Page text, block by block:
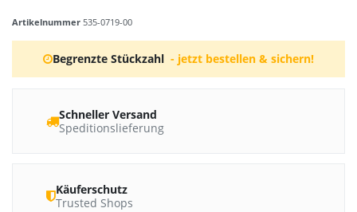
Artikelnummer 535-0719-00
Begrenzte Stückzahl - jetzt bestellen & sichern!
Schneller Versand
Speditionslieferung
Käuferschutz
Trusted Shops